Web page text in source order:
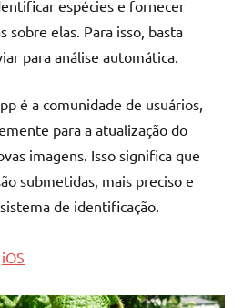
espécies e fornecer
sobre elas. Para isso, basta
para análise automática.
é a comunidade de usuários,
para a atualização do
imagens. Isso significa que
submetidas, mais preciso e
de identificação.
iOS